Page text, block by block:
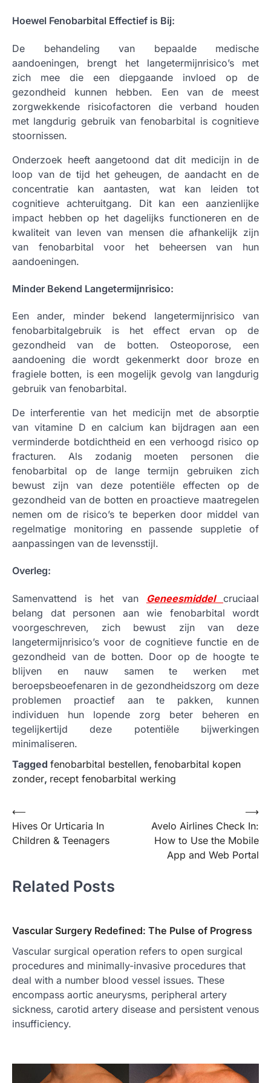
Hoewel Fenobarbital Effectief is Bij:
De behandeling van bepaalde medische
aandoeningen, brengt het langetermijnrisico’s met
zich mee die een diepgaande invloed op de
gezondheid kunnen hebben. Een van de meest
zorgwekkende risicofactoren die verband houden
met langdurig gebruik van fenobarbital is cognitieve
stoornissen.
Onderzoek heeft aangetoond dat dit medicijn in de
loop van de tijd het geheugen, de aandacht en de
concentratie kan aantasten, wat kan leiden tot
cognitieve achteruitgang. Dit kan een aanzienlijke
impact hebben op het dagelijks functioneren en de
kwaliteit van leven van mensen die afhankelijk zijn
van fenobarbital voor het beheersen van hun
aandoeningen.
Minder Bekend Langetermijnrisico:
Een ander, minder bekend langetermijnrisico van
fenobarbitalgebruik is het effect ervan op de
gezondheid van de botten. Osteoporose, een
aandoening die wordt gekenmerkt door broze en
fragiele botten, is een mogelijk gevolg van langdurig
gebruik van fenobarbital.
De interferentie van het medicijn met de absorptie
van vitamine D en calcium kan bijdragen aan een
verminderde botdichtheid en een verhoogd risico op
fracturen. Als zodanig moeten personen die
fenobarbital op de lange termijn gebruiken zich
bewust zijn van deze potentiële effecten op de
gezondheid van de botten en proactieve maatregelen
nemen om de risico’s te beperken door middel van
regelmatige monitoring en passende suppletie of
aanpassingen van de levensstijl.
Overleg:
Samenvattend is het van Geneesmiddel
cruciaal
belang dat personen aan wie fenobarbital wordt
voorgeschreven, zich bewust zijn van deze
langetermijnrisico’s voor de cognitieve functie en de
gezondheid van de botten. Door op de hoogte te
blijven en nauw samen te werken met
beroepsbeoefenaren in de gezondheidszorg om deze
problemen proactief aan te pakken, kunnen
individuen hun lopende zorg beter beheren en
tegelijkertijd deze potentiële bijwerkingen
minimaliseren.
Tagged fenobarbital bestellen, fenobarbital kopen
zonder, recept fenobarbital werking
Post
navigation
⟵
Hives Or Urticaria In
Children & Teenagers
Avelo Airlines Check In:
How to Use the Mobile
App and Web Portal
⟶
Related Posts
Vascular Surgery Redefined: The Pulse of Progress
Vascular surgical operation refers to open surgical
procedures and minimally-invasive procedures that
deal with a number blood vessel issues. These
encompass aortic aneurysms, peripheral artery
sickness, carotid artery disease and persistent venous
insufficiency.